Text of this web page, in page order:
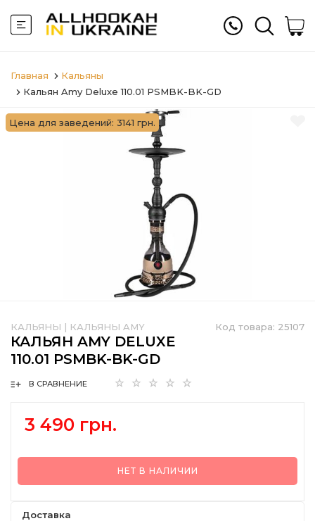
Главная
Кальяны
Кальян Amy Deluxe 110.01 PSMBK-BK-GD
Цена для заведений: 3141 грн.
Код товара: 25107
КАЛЬЯНЫ | КАЛЬЯНЫ AMY
КАЛЬЯН AMY DELUXE
110.01 PSMBK-BK-GD
В СРАВНЕНИЕ
3 490 грн.
НЕТ В НАЛИЧИИ
Доставка